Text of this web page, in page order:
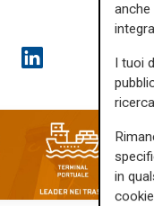
anche
I tuoi
in